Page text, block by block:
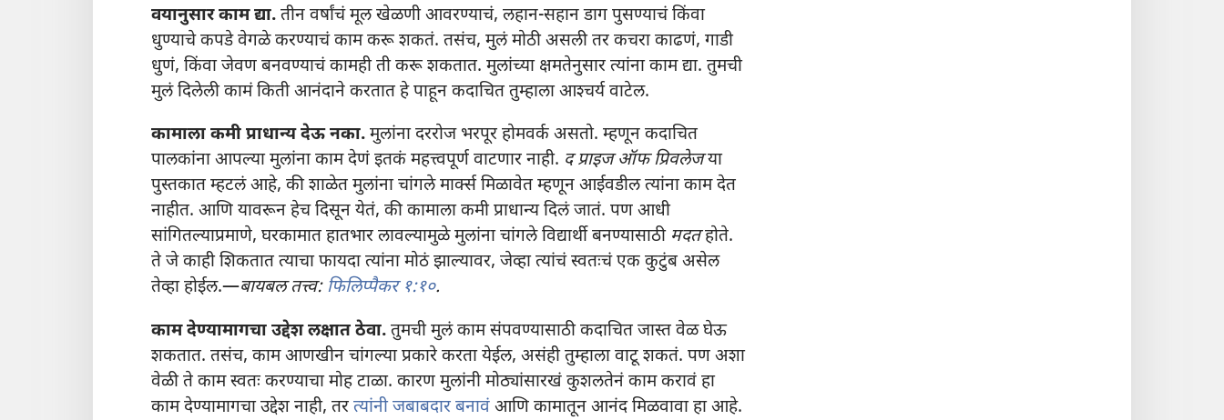
वयानुसार काम द्या. तीन वर्षांचं मूल खेळणी आवरण्याचं, लहान-सहान डाग पुसण्याचं किंवा
धुण्याचे कपडे वेगळे करण्याचं काम करू शकतं. तसंच, मुलं मोठी असली तर कचरा काढणं, गाडी
धुणं, किंवा जेवण बनवण्याचं कामही ती करू शकतात. मुलांच्या क्षमतेनुसार त्यांना काम द्या. तुमची
मुलं दिलेली कामं किती आनंदाने करतात हे पाहून कदाचित तुम्हाला आश्‍चर्य वाटेल.
कामाला कमी प्राधान्य देऊ नका. मुलांना दररोज भरपूर होमवर्क असतो. म्हणून कदाचित
पालकांना आपल्या मुलांना काम देणं इतकं महत्त्वपूर्ण वाटणार नाही. द प्राइज ऑफ प्रिवलेजया
पुस्तकात म्हटलं आहे, की शाळेत मुलांना चांगले मार्क्स मिळावेत म्हणून आईवडील त्यांना काम देत
नाहीत. आणि यावरून हेच दिसून येतं, की कामाला कमी प्राधान्य दिलं जातं. पण आधी
सांगितल्याप्रमाणे, घरकामात हातभार लावल्यामुळे मुलांना चांगले विद्यार्थी बनण्यासाठी मदतहोते.
ते जे काही शिकतात त्याचा फायदा त्यांना मोठं झाल्यावर, जेव्हा त्यांचं स्वतःचं एक कुटुंब असेल
तेव्हा होईल.—बायबल तत्त्व: फिलिप्पैकर १:१०.
काम देण्यामागचा उद्देश लक्षात ठेवा. तुमची मुलं काम संपवण्यासाठी कदाचित जास्त वेळ घेऊ
शकतात. तसंच, काम आणखीन चांगल्या प्रकारे करता येईल, असंही तुम्हाला वाटू शकतं. पण अशा
वेळी ते काम स्वतः करण्याचा मोह टाळा. कारण मुलांनी मोठ्यांसारखं कुशलतेनं काम करावं हा
काम देण्यामागचा उद्देश नाही, तर त्यांनी जबाबदार बनावं आणि कामातून आनंद मिळवावा हा आहे.